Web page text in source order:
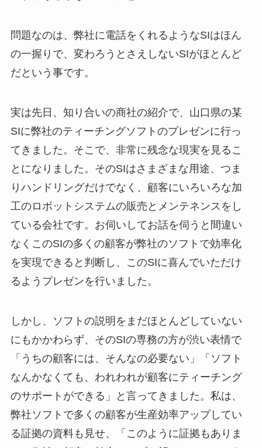
問題なのは、弊社に電話をくれるようなSIはほん
の一握りで、変わろうとさえしないSIがほとんど
だという事です。
実は先日、知り合いの商社の紹介で、山口県の某
SIに弊社のティーチングソフトのプレゼンに行っ
てきました。そこで、非常に残念な現実を見るこ
とになりました。そのSIはさまざまな用途、つま
りハンドリングだけでなく、顧客にいろいろな加
工のロボットシステムの販売とメンテネンスをし
ている会社です。お伺いしてお話を伺うと間違い
なくこのSIの多くの顧客が弊社のソフトで効率化
を実現できると判断し、このSIに喜んでいただけ
るようプレゼンを行いました。
しかし、ソフトの説明をまだほとんどしていない
にもかかわらず、そのSIの専務の方が渋い表情で
「うちの顧客には、そんなの必要ない」「ソフト
なんかなくても、われわれが顧客にティーチング
のサポートができる」と言ってきました。私は、
弊社ソフトで多くの顧客が生産効率アップしてい
る証拠の資料も見せ、「このように証拠もありま